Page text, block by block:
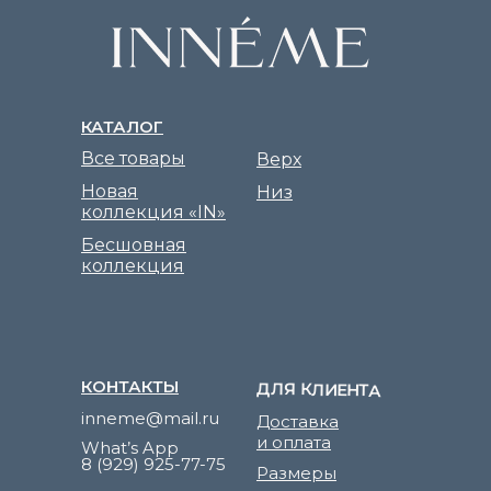
КАТАЛОГ
Все товары
Доставка
и оплата
ДЛЯ КЛИЕНТА
Размеры
КОНТАКТЫ
inneme@mail.ru
What’s App
8 (929) 925-77-75
Бесшовная
коллекция
Верх
Низ
Новая
коллекция «IN»